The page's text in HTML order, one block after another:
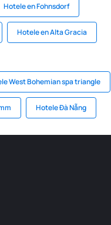
Hotele en Fohnsdorf
Hotele en Alta Gracia
West Bohemian spa triangle
Hotele Đà Nẵng